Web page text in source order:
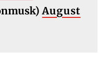
August